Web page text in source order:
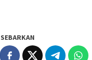
SEBARKAN